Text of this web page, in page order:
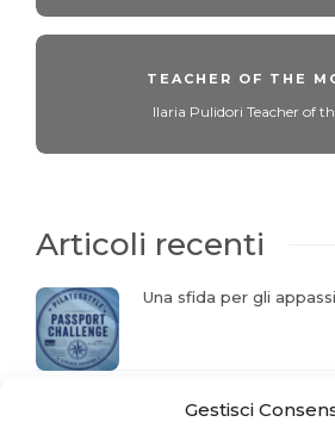
Gestisci
TEACHER OF THE
Ilaria Pulidori Teacher of
Articoli recenti
Una sfida per gli
La storia del mese.